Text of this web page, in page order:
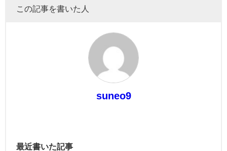
この記事を書いた人
suneo9
最近書いた記事